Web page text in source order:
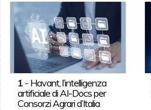
1- Havant, l’intelligenza
artificiale di AI-Docs per
Consorzi Agrari d’Italia